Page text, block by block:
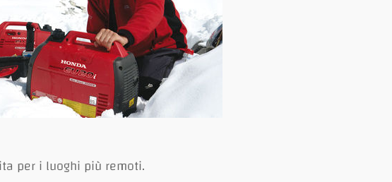
per i luoghi più remoti.